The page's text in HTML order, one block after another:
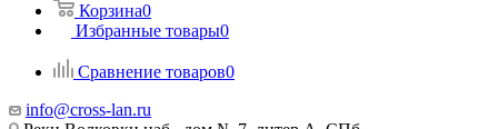
Корзина0
Избранные товары0
Сравнение товаров0
info@cross-lan.ru